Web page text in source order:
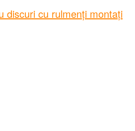
discuri cu rulmenți montați